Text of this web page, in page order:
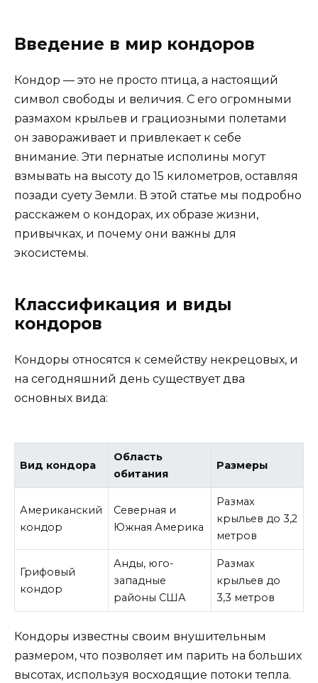
Введение в мир кондоров
Кондор — это не просто птица, а настоящий
символ свободы и величия. С его огромными
размахом крыльев и грациозными полетами
он завораживает и привлекает к себе
внимание. Эти пернатые исполины могут
взмывать на высоту до 15 километров, оставляя
позади суету Земли. В этой статье мы подробно
расскажем о кондорах, их образе жизни,
привычках, и почему они важны для
экосистемы.
Классификация и виды
кондоров
Кондоры относятся к семейству некрецовых, и
на сегодняшний день существует два
основных вида:
Вид кондора
Область
обитания
Размеры
Американский
кондор
Северная и
Южная Америка
Размах
крыльев до 3,2
метров
Грифовый
кондор
Анды, юго-
западные
районы США
Размах
крыльев до
3,3 метров
Кондоры известны своим внушительным
размером, что позволяет им парить на больших
высотах, используя восходящие потоки тепла.